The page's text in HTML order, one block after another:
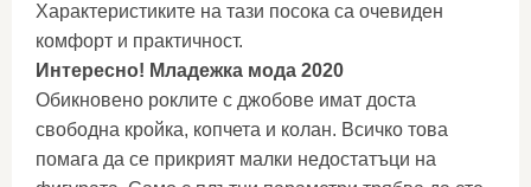
Характеристиките на тази посока са очевиден
комфорт и практичност.
Интересно! Младежка мода 2020
Обикновено роклите с джобове имат доста
свободна кройка, копчета и колан. Всичко това
помага да се прикрият малки недостатъци на